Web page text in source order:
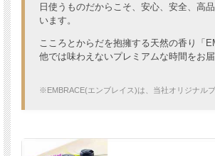
日使うものだからこそ、安心、安全、高
います。
こころとからだを抱擁する天然の香り「
他では味わえないプレミアムな時間をお届
※EMBRACE(エンブレイス)は、当社オリジナルブ